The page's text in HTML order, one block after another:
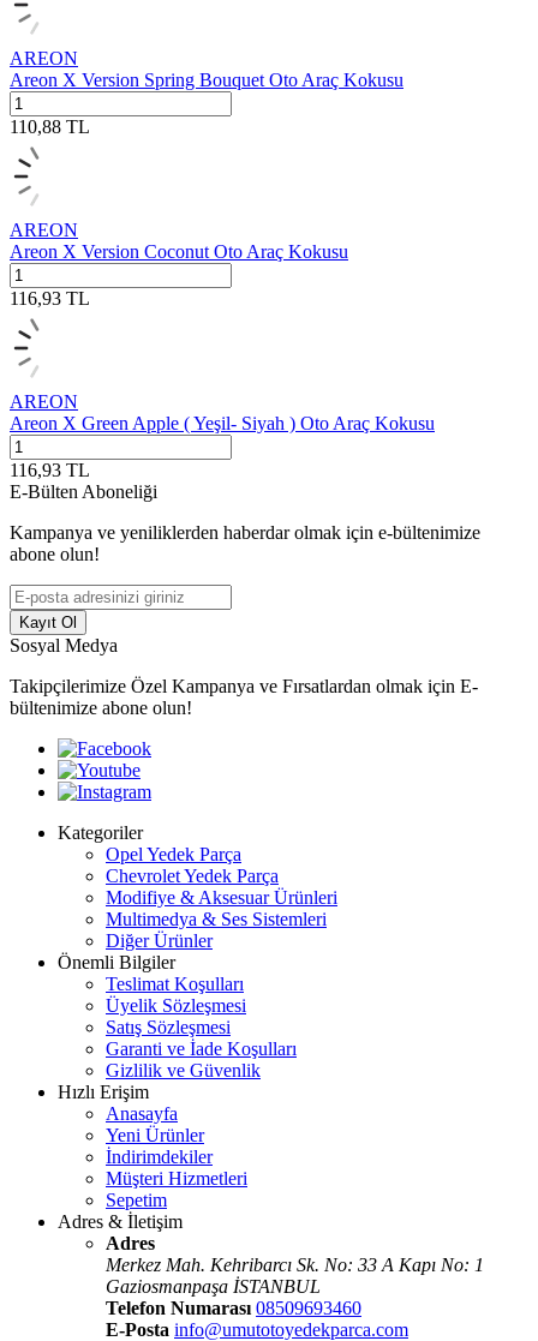
AREON
Areon X Version Spring Bouquet Oto Araç Kokusu
110,88 TL
AREON
Areon X Version Coconut Oto Araç Kokusu
116,93 TL
AREON
Areon X Green Apple ( Yeşil- Siyah ) Oto Araç Kokusu
116,93 TL
E-Bülten Aboneliği
Kampanya ve yeniliklerden haberdar olmak için e-bültenimize
abone olun!
Kayıt Ol
Sosyal Medya
Takipçilerimize Özel Kampanya ve Fırsatlardan olmak için E-
bültenimize abone olun!
Kategoriler
Opel Yedek Parça
Chevrolet Yedek Parça
Modifiye & Aksesuar Ürünleri
Multimedya & Ses Sistemleri
Diğer Ürünler
Önemli Bilgiler
Teslimat Koşulları
Üyelik Sözleşmesi
Satış Sözleşmesi
Garanti ve İade Koşulları
Gizlilik ve Güvenlik
Hızlı Erişim
Anasayfa
Yeni Ürünler
İndirimdekiler
Müşteri Hizmetleri
Sepetim
Adres & İletişim
Adres
Merkez Mah. Kehribarcı Sk. No: 33 A Kapı No: 1
Gaziosmanpaşa İSTANBUL
Telefon Numarası 08509693460
E-Posta info@umutotoyedekparca.com